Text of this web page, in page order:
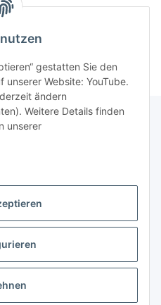
gestatten Sie den
unserer Website: YouTube.
ändern
Weitere Details finden
unserer
Versand